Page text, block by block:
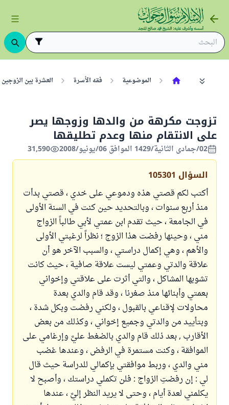
الموضوعية فقه الأسرة العشرة بين الزوجين
تزوجت مكرهة من والدها وزوجها يصر
على الانتقام منها وعدم تطليقها
02/جمادى الثانية/1429 الموافق 06/يونيو/2008 31,590
السؤال 105301
أكتب لكم قصتي هذه ودموعي على خدي ، قصتي بدأت
منذ أربع سنوات ، وبالتحديد حين كنت في السنة الأولى
في الجامعة ، حيث تقدم ابن عمتي لأبي طالباً الزواج
مني ، وحينها رفضت هذا الزوج ؛ نظراً لرغبتي الأولى
والأهم ، وهي إكمال دراستي ، والسبب الآخر هو أن
علاقة والدتي وعمتي ليست علاقة صافية ، حيث كانت
تشوبها المشاكل ، والتي أثرت على علاقتي وإخواني
بعمتي وأبنائها منذ صغرنا ، وقد قام والدي بعدة
محاولات لإقناعي بالقبول ، ولكني رفضت وبكل شدة ،
وبتأييد من والدتي وجميع إخواني ، وكذلك من بعض
الأقارب , بعد ذلك قام والدي بالضغط عليَّ وإرغامي على
الموافقة ، وكنت مستمرة في الرفض ، وعندها غضب
مني والدي ، وربط موافقتي بإكمالي للدراسة حيث قال
لي : إن رفضتِ الزواج : فلن تكملي دراستك ، وأصبح لا
يكلمني لعدة أيام ، وحتى لا يريد النظر إليَّ ، عندها